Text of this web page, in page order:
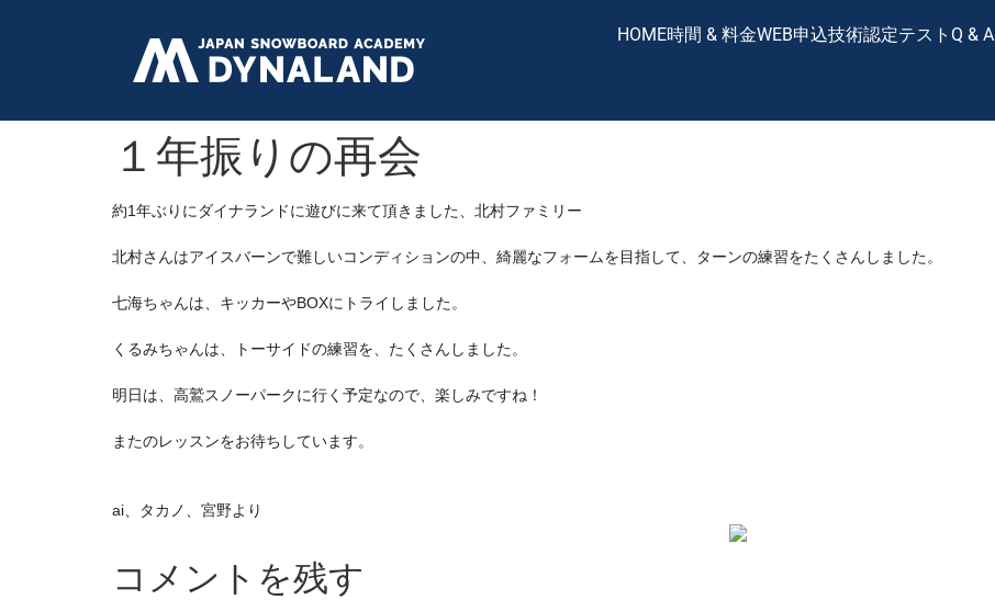
HOME時間 & 料金WEB申込技術認定テスト Q & A
１年振りの再会
約1年ぶりにダイナランドに遊びに来て頂きました、北村ファミリー
北村さんはアイスバーンで難しいコンディションの中、綺麗なフォームを目指して、ターンの練習をたくさんしました。
七海ちゃんは、キッカーやBOXにトライしました。
くるみちゃんは、トーサイドの練習を、たくさんしました。
明日は、高鷲スノーパークに行く予定なので、楽しみですね！
またのレッスンをお待ちしています。
ai、タカノ、宮野より
コメントを残す